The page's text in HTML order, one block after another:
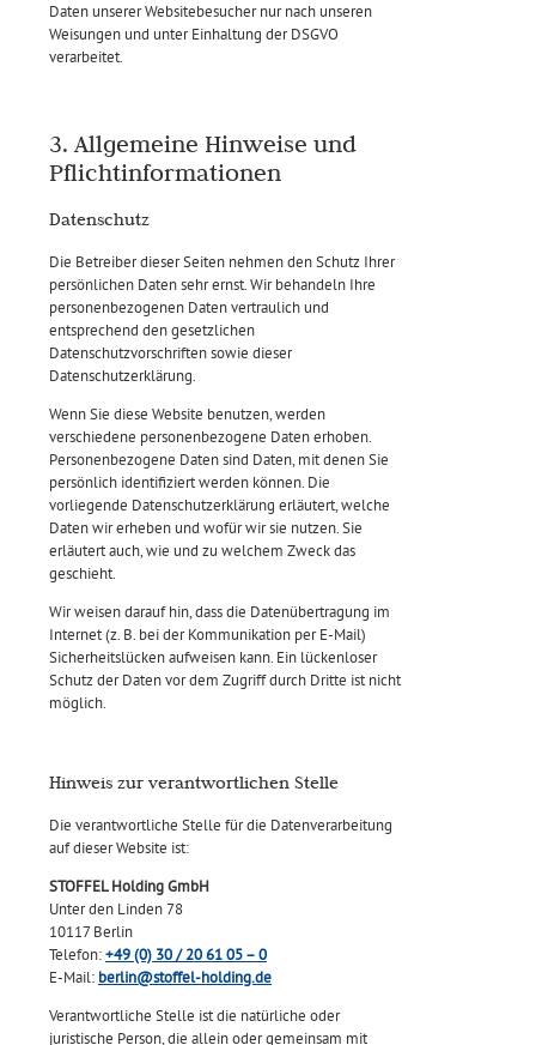
Daten unserer Websitebesucher nur nach unseren
Weisungen und unter Einhaltung der DSGVO
verarbeitet.
3. Allgemeine Hinweise und
Pflicht­informationen
Datenschutz
Die Betreiber dieser Seiten nehmen den Schutz Ihrer
persönlichen Daten sehr ernst. Wir behandeln Ihre
personenbezogenen Daten vertraulich und
entsprechend den gesetzlichen
Datenschutzvorschriften sowie dieser
Datenschutzerklärung.
Wenn Sie diese Website benutzen, werden
verschiedene personenbezogene Daten erhoben.
Personenbezogene Daten sind Daten, mit denen Sie
persönlich identifiziert werden können. Die
vorliegende Datenschutzerklärung erläutert, welche
Daten wir erheben und wofür wir sie nutzen. Sie
erläutert auch, wie und zu welchem Zweck das
geschieht.
Wir weisen darauf hin, dass die Datenübertragung im
Internet (z. B. bei der Kommunikation per E-Mail)
Sicherheitslücken aufweisen kann. Ein lückenloser
Schutz der Daten vor dem Zugriff durch Dritte ist nicht
möglich.
Hinweis zur verantwortlichen Stelle
Die verantwortliche Stelle für die Datenverarbeitung
auf dieser Website ist:
STOFFEL Holding GmbH
Unter den Linden 78
10117 Berlin
Telefon:+49 (0) 30 / 20 61 05 – 0
E-Mail: berlin@stoffel-holding.de
Verantwortliche Stelle ist die natürliche oder
juristische Person, die allein oder gemeinsam mit